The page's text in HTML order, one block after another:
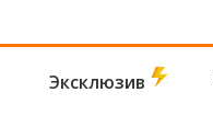
Эксклюзив